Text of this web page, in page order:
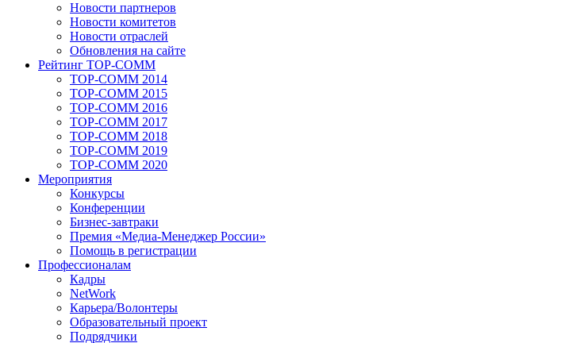
Новости партнеров
Новости комитетов
Новости отраслей
Обновления на сайте
Рейтинг TOP-COMM
TOP-COMM 2014
TOP-COMM 2015
TOP-COMM 2016
TOP-COMM 2017
TOP-COMM 2018
TOP-COMM 2019
TOP-COMM 2020
Мероприятия
Конкурсы
Конференции
Бизнес-завтраки
Премия «Медиа-Менеджер России»
Помощь в регистрации
Профессионалам
Кадры
NetWork
Карьера/Волонтеры
Образовательный проект
Подрядчики